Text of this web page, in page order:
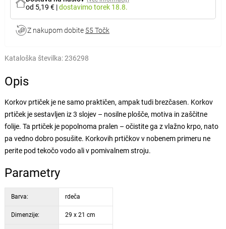
od 5,19 € |dostavimotorek 18.8.
Z nakupom dobite 55 Točk
Kataloška številka:236298
Opis
Korkov prtiček je ne samo praktičen, ampak tudi brezčasen. Korkov
prtiček je sestavljen iz 3 slojev – nosilne plošče, motiva in zaščitne
folije. Ta prtiček je popolnoma pralen – očistite ga z vlažno krpo, nato
pa vedno dobro posušite. Korkovih prtičkov v nobenem primeru ne
perite pod tekočo vodo ali v pomivalnem stroju.
Parametry
Barva: rdeča
Dimenzije: 29 x 21 cm